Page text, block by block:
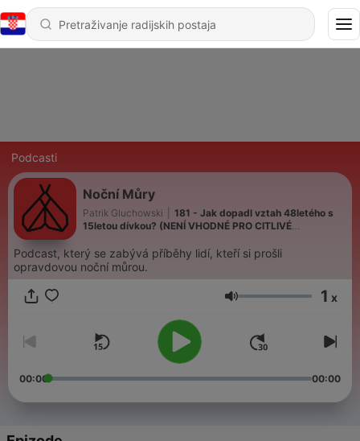
Podcasti
Noční Můry
Patrik Gluchowski
181 - Jak dopadl vztah 48letého s
15letou dívkou? (NENÍ VHODNÉ PRO CITLIVÉ
Podcast, který se zabývá příběhy lidí, kteří si prošli
opravdovou noční můrou.
Glasnoća 1 x
00:00 00:00